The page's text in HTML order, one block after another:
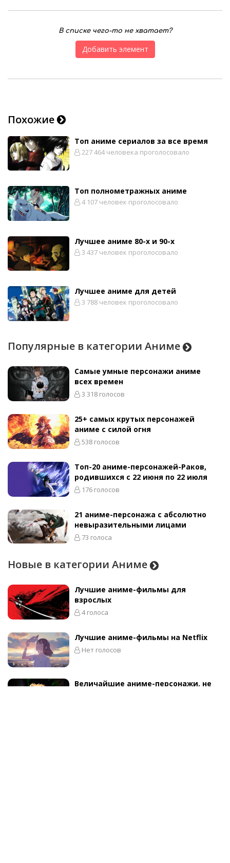
В списке чего-то не хватает?
Добавить элемент
Похожие
Топ аниме сериалов за все время
227 464 человека проголосовало
Топ полнометражных аниме
4 107 человек проголосовало
Лучшее аниме 80-х и 90-х
3 437 человек проголосовало
Лучшее аниме для детей
3 788 человек проголосовало
Популярные в категории Аниме
Самые умные персонажи аниме
всех времен
3 318 голосов
25+ самых крутых персонажей
аниме с силой огня
538 голосов
Топ-20 аниме-персонажей-Раков,
родившихся с 22 июня по 22 июля
176 голосов
21 аниме-персонажа с абсолютно
невыразительными лицами
73 голоса
Новые в категории Аниме
Лучшие аниме-фильмы для
взрослых
4 голоса
Лучшие аниме-фильмы на Netflix
Нет голосов
Величайшие аниме-персонажи, не